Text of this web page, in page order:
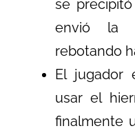
se
envió la
rebotando
El jugador
usar el
finalmente